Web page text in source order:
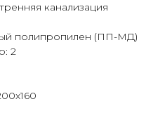
канализация
полипропилен (ПП-МД)
2